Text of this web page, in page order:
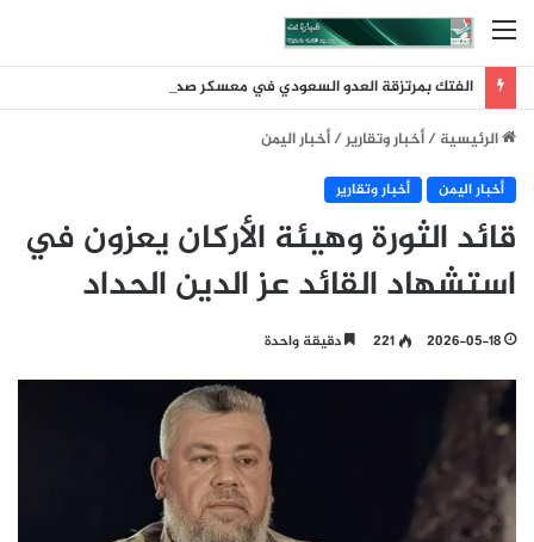
القائمة
الفتك بمرتزقة العدو السعودي في معسكر صحن الجن يمأرب
الرئيسية/أخبار وتقارير/أخبار اليمن
أخبار اليمن أخبار وتقارير
قائد الثورة وهيئة الأركان يعزون في
استشهاد القائد عز الدين الحداد
2026-05-18
221 دقيقة واحدة